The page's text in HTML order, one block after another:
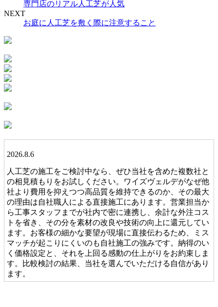
専門店のリアル人工芝が人気
NEXT
お庭に人工芝を敷く際に注意すること
2026.8.6
人工芝の施工をご検討中なら、ぜひ当社を含めた複数社と
の相見積もりをお試しください。ワイズヴェルデがなぜ他
社より費用を抑えつつ高品質を維持できるのか、その最大
の理由は自社職人による直接施工にあります。営業担当か
ら工事スタッフまでが社内で密に連携し、余計な外注コス
トを省き、その分を素材の改良や技術の向上に還元してい
ます。お客様の細かな要望が現場に直接伝わるため、ミス
マッチが起こりにくいのも自社施工の強みです。納得のい
く価格設定と、それを上回る感動の仕上がりをお約束しま
す。比較検討の結果、当社を選んでいただける自信があり
ます。